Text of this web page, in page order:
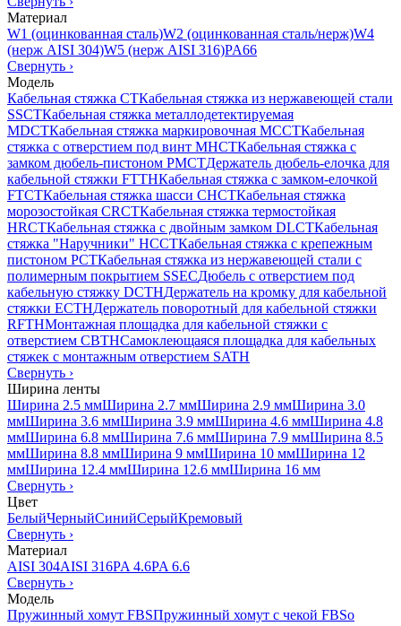
Материал
W1 (оцинкованная сталь)W2 (оцинкованная сталь/нерж)W4
(нерж AISI 304)W5 (нерж AISI 316)PA66
Свернуть ›
Модель
Кабельная стяжка CTКабельная стяжка из нержавеющей стали
SSCTКабельная стяжка металлодетектируемая
MDCTКабельная стяжка маркировочная MCCTКабельная
стяжка с отверстием под винт MHCTКабельная стяжка с
замком дюбель-пистоном PMCTДержатель дюбель-елочка для
кабельной стяжки FTTHКабельная стяжка c замком-елочкой
FTCTКабельная стяжка шасси CHCTКабельная стяжка
морозостойкая CRCTКабельная стяжка термостойкая
HRCTКабельная стяжка с двойным замком DLCTКабельная
стяжка "Наручники" HCCTКабельная стяжка с крепежным
пистоном PCTКабельная стяжка из нержавеющей стали с
полимерным покрытием SSECДюбель с отверстием под
кабельную стяжку DCTHДержатель на кромку для кабельной
стяжки ECTHДержатель поворотный для кабельной стяжки
RFTHМонтажная площадка для кабельной стяжки с
отверстием CBTHСамоклеющаяся площадка для кабельных
стяжек с монтажным отверстием SATH
Свернуть ›
Ширина ленты
Ширина 2.5 ммШирина 2.7 ммШирина 2.9 ммШирина 3.0
ммШирина 3.6 ммШирина 3.9 ммШирина 4.6 ммШирина 4.8
ммШирина 6.8 ммШирина 7.6 ммШирина 7.9 ммШирина 8.5
ммШирина 8.8 ммШирина 9 ммШирина 10 ммШирина 12
ммШирина 12.4 ммШирина 12.6 ммШирина 16 мм
Свернуть ›
Цвет
БелыйЧерныйСинийСерыйКремовый
Свернуть ›
Материал
AISI 304AISI 316PA 4.6PA 6.6
Свернуть ›
Модель
Пружинный хомут FBSПружинный хомут с чекой FBSo